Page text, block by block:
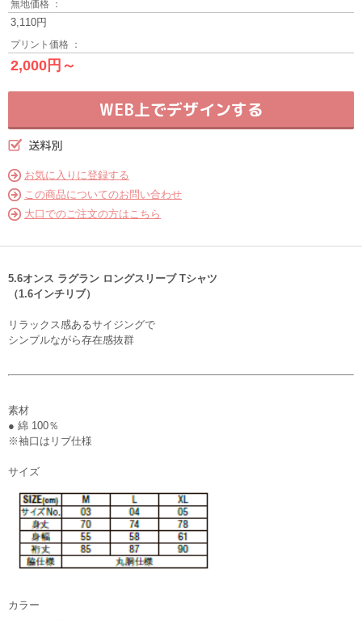
無地価格 ：
3,110円
プリント価格 ：
2,000円～
WEB上でデザインする
お気に入りに登録する
この商品についてのお問い合わせ
大口でのご注文の方はこちら
5.6オンス ラグラン ロングスリーブ Tシャツ
（1.6インチリブ）
リラックス感あるサイジングで
シンプルながら存在感抜群
素材
● 綿 100％
※袖口はリブ仕様
サイズ
カラー